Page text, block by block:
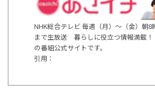
NHK総合テレビ 毎週（月）～（金）朝8
まで生放送 暮らしに役立つ情報満載！
の番組公式サイトです。
引用：